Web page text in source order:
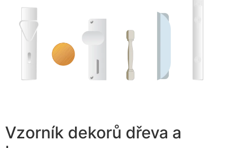
Vzorník dekorů dřeva a